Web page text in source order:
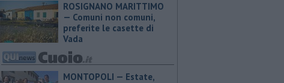
ROSIGNANO MARITTIMO
— Comuni non comuni,
preferite le casette di
Vada
MONTOPOLI — Estate,